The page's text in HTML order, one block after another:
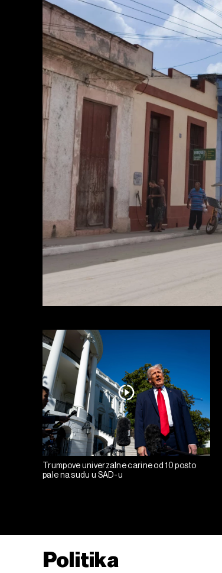
Trumpove univerzalne carine od 10 posto
pale na sudu u SAD-u
Politika